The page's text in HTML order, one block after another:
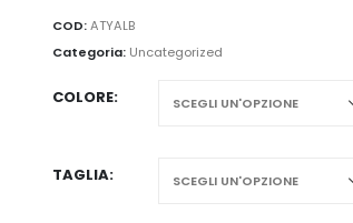
COD:ATYALB
Categoria: Uncategorized
COLORE
TAGLIA